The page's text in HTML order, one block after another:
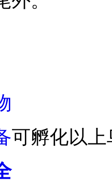
可孵化以上